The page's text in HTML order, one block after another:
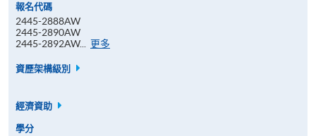
報名代碼
2445-2888AW
2445-2890AW
2445-2892AW...
更多
資歷架構級別
經濟資助
學分